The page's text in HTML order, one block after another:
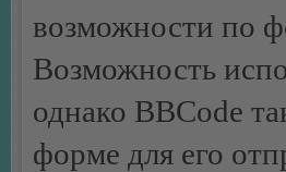
возможности по
Возможность
однако BBCode
форме для его